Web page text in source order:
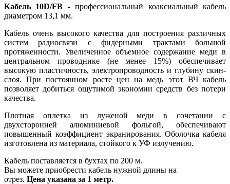
Кабель 10D/FB - профессиональный коаксиальный кабель
диаметром 13,1 мм.
Кабель очень высокого качества для построения различных
систем радиосвязи с фидерными трактами большой
протяженности. Увеличенное объемное содержание меди в
центральном проводнике (не менее 15%) обеспечивает
высокую пластичность, электропроводность и глубину скин-
слоя. При постоянном росте цен на медь этот ВЧ кабель
позволяет добиться ощутимой экономии средств без потери
качества.
Плотная оплетка из луженой меди в сочетании с
двухсторонней алюминиевой фольгой, обеспечивают
повышенный коэффициент экранирования. Оболочка кабеля
изготовлена из материала, стойкого к УФ излучению.
Кабель поставляется в бухтах по 200 м.
Вы можете приобрести кабель нужной длины на
отрез. Цена указана за 1 метр.